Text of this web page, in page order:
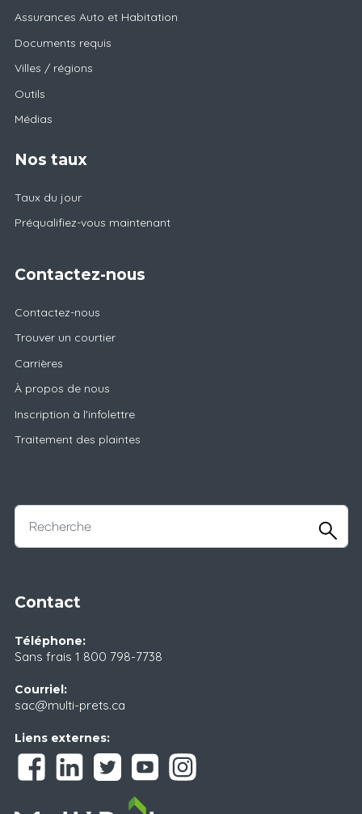
Assurances Auto et Habitation
Documents requis
Villes / régions
Outils
Médias
Nos taux
Taux du jour
Préqualifiez-vous maintenant
Contactez-nous
Contactez-nous
Trouver un courtier
Carrières
À propos de nous
Inscription à l'infolettre
Traitement des plaintes
Contact
Téléphone:
Sans frais 1 800 798-7738
Courriel:
sac@multi-prets.ca
Liens externes: